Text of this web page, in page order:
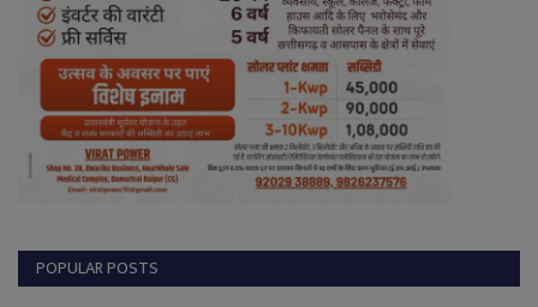
POPULAR POSTS